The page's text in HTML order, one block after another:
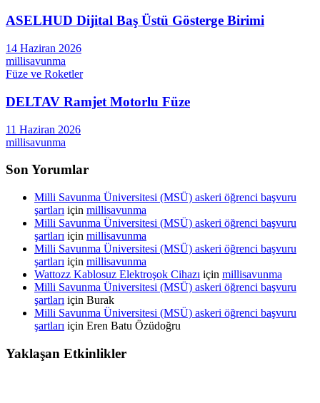
ASELHUD Dijital Baş Üstü Gösterge Birimi
14 Haziran 2026
millisavunma
Füze ve Roketler
DELTAV Ramjet Motorlu Füze
11 Haziran 2026
millisavunma
Son Yorumlar
Milli Savunma Üniversitesi (MSÜ) askeri öğrenci başvuru
şartları için millisavunma
Milli Savunma Üniversitesi (MSÜ) askeri öğrenci başvuru
şartları için millisavunma
Milli Savunma Üniversitesi (MSÜ) askeri öğrenci başvuru
şartları için millisavunma
Wattozz Kablosuz Elektroşok Cihazı için millisavunma
Milli Savunma Üniversitesi (MSÜ) askeri öğrenci başvuru
şartları için Burak
Milli Savunma Üniversitesi (MSÜ) askeri öğrenci başvuru
şartları için Eren Batu Özüdoğru
Yaklaşan Etkinlikler